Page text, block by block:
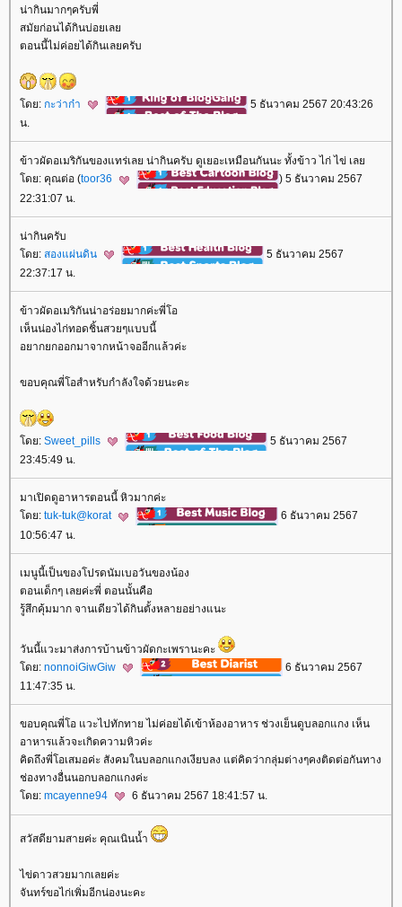
น่ากินมากๆครับพี่
สมัยก่อนได้กินบ่อยเล
ตอนนี้ไม่ค่อยได้กินเลยครับ
ดย: กะว่าก๋า
5 ธันวาคม 2567 20:43:26
น.
ข้าวผัดอเมริกันของแทร่เลย น่ากินครับ ดูเยอะเหมือนกันนะ ทั้งข้าว ไก่ ไข่ เล
ดย: คุณต่อ (toor36
) 5 ธันวาคม 2567
22:31:07 น.
น่ากินครับ
ดย: สองแผ่นดิน
5 ธันวาคม 2567
22:37:17 น.
ข้าวผัดอเมริกันน่าอร่อยมากค่ะพี่โอ
เห็นน่องไก่ทอดชิ้นสวยๆแบบนี้
อยากยกออกมาจากหน้าจออีกแล้วค่ะ
ขอบคุณพี่โอสำหรับกำลังใจด้วยนะคะ
ดย: Sweet_pills
5 ธันวาคม 2567
23:45:49 น.
มาเปิดดูอาหารตอนนี้ หิวมากค่ะ
ดย: tuk-tuk@korat
6 ธันวาคม 2567
10:56:47 น.
เมนูนี้เป็นของโปรดนัมเบอวันของน้อง
ตอนเด็กๆ เลยค่ะพี่ ตอนนั้นคือ
รู้สึกคุ้มมาก จานเดียวได้กินตั้งหลายอย่างแนะ
วันนี้แวะมาส่งการบ้านข้าวผัดกะเพรานะคะ
ดย: nonnoiGiwGiw
6 ธันวาคม 2567
11:47:35 น.
ขอบคุณพี่โอ แวะไปทักทาย ไม่ค่อยได้เข้าห้องอาหาร ช่วงเย็นดูบลอกแกง เห็น
อาหารแล้วจะเกิดความหิวค่ะ
คิดถึงพี่โอเสมอค่ะ สังคมในบลอกแกงเงียบลง แต่คิดว่ากลุ่มต่างๆคงติดต่อกันทาง
ช่องทางอื่นนอกบลอกแกงค่ะ
ดย: mcayenne94 6 ธันวาคม 2567 18:41:57 น.
สวัสดียามสายค่ะ คุณเนินน้ำ
ไข่ดาวสวยมากเลยค่ะ
จันทร์ขอไก่เพิ่มอีกน่องนะคะ